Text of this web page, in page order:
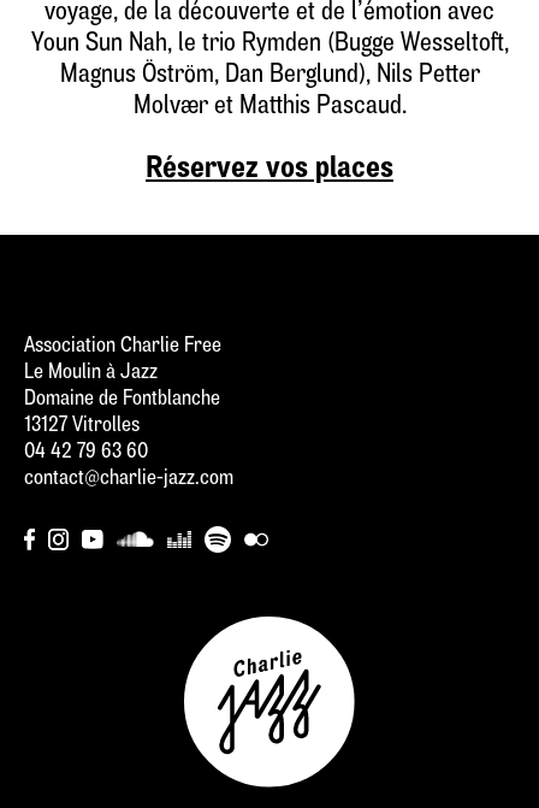
voyage, de la découverte et de l’émotion avec
Youn Sun Nah, le trio Rymden (Bugge Wesseltoft,
Magnus Öström, Dan Berglund), Nils Petter
Molvær et Matthis Pascaud.
Réservez vos places
Association Charlie Free
Le Moulin à Jazz
Domaine de Fontblanche
13127 Vitrolles
04 42 79 63 60
contact@charlie-jazz.com